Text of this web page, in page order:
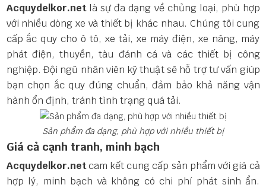
Acquydelkor.net là sự đa dạng về chủng loại, phù hợp
với nhiều dòng xe và thiết bị khác nhau. Chúng tôi cung
cấp ắc quy cho ô tô, xe tải, xe máy điện, xe nâng, máy
phát điện, thuyền, tàu đánh cá và các thiết bị công
nghiệp. Đội ngũ nhân viên kỹ thuật sẽ hỗ trợ tư vấn giúp
bạn chọn ắc quy đúng chuẩn, đảm bảo khả năng vận
hành ổn định, tránh tình trạng quá tải.
Sản phẩm đa dạng, phù hợp với nhiều thiết bị
Giá cả cạnh tranh, minh bạch
Acquydelkor.netcam kết cung cấp sản phẩm với giá cả
hợp lý, minh bạch và không có chi phí phát sinh ẩn.